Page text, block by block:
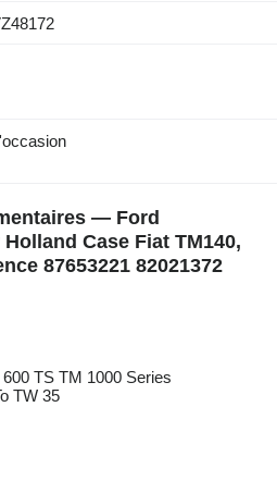
— Ford
Case Fiat TM140,
87653221 82021372
TS TM 1000 Series
TW 35